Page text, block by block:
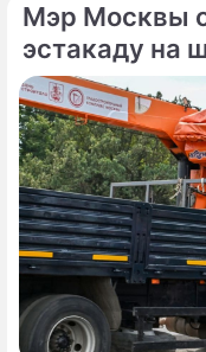
сделал
на «Арене
Мэр Москвы
эстакаду на